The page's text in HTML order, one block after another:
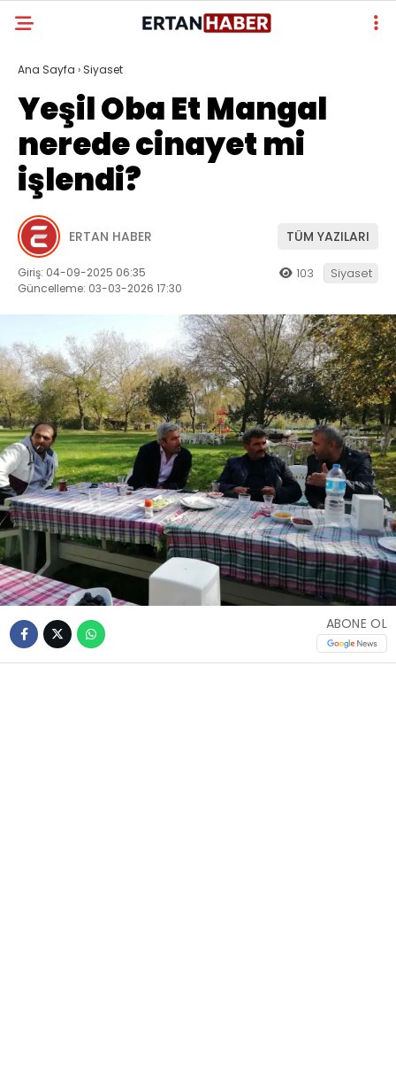
Ana Sayfa › Siyaset
Yeşil Oba Et Mangal
nerede cinayet mi
işlendi?
ERTAN HABER TÜM YAZILARI
Giriş: 04-09-2025 06:35
Güncelleme: 03-03-2026 17:30
103 Siyaset
ABONE OL